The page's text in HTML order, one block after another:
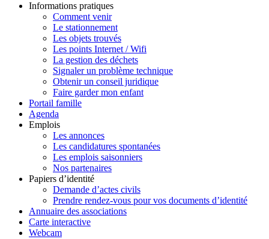
Informations pratiques
Comment venir
Le stationnement
Les objets trouvés
Les points Internet / Wifi
La gestion des déchets
Signaler un problème technique
Obtenir un conseil juridique
Faire garder mon enfant
Portail famille
Agenda
Emplois
Les annonces
Les candidatures spontanées
Les emplois saisonniers
Nos partenaires
Papiers d’identité
Demande d’actes civils
Prendre rendez-vous pour vos documents d’identité
Annuaire des associations
Carte interactive
Webcam